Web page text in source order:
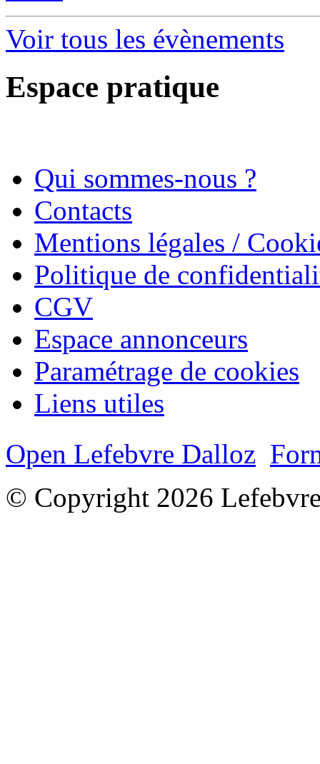
Voir tous les évènements
Espace pratique
Qui sommes-nous ?
Contacts
Mentions légales /
Politique de
CGV
Espace annonceurs
Paramétrage de cookies
Liens utiles
Open Lefebvre Dalloz
© Copyright 2026